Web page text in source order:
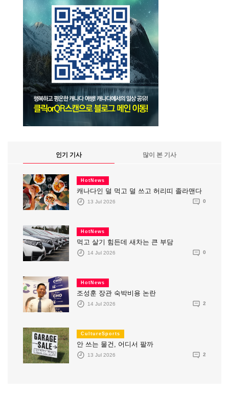
인기 기사 많이 본 기사
HotNews
캐나다인 덜 먹고 덜 쓰고 허리띠 졸라맨다
13 Jul 2026 0
HotNews
먹고 살기 힘든데 새차는 큰 부담
14 Jul 2026 0
HotNews
조성훈 장관 숙박비용 논란
14 Jul 2026 2
CultureSports
안 쓰는 물건, 어디서 팔까
13 Jul 2026 2